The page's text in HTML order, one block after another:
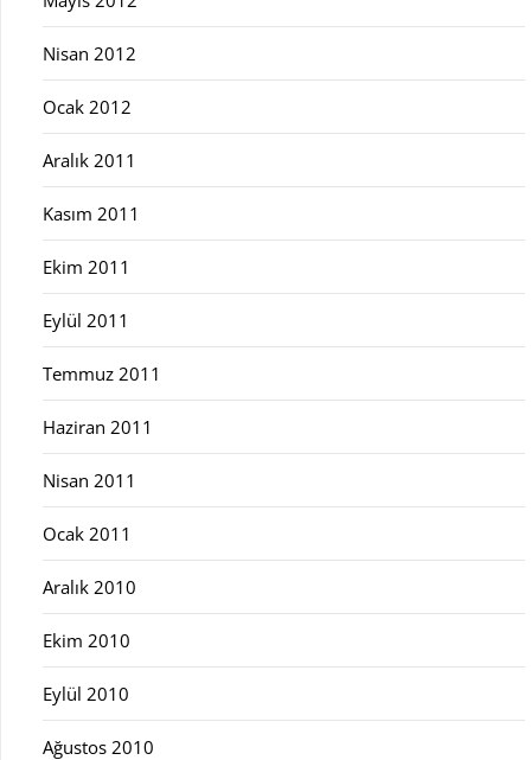
Nisan 2012
Ocak 2012
Aralık 2011
Kasım 2011
Ekim 2011
Eylül 2011
Temmuz 2011
Haziran 2011
Nisan 2011
Ocak 2011
Aralık 2010
Ekim 2010
Eylül 2010
Ağustos 2010